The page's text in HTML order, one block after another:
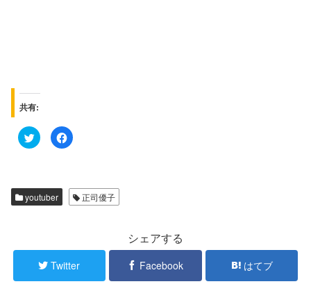
共有:
ク
リ
w
i
共
有
F
a
k
で
は
ク
リ
youtuber 正司優子
シェアする
Twitter Facebook はてブ